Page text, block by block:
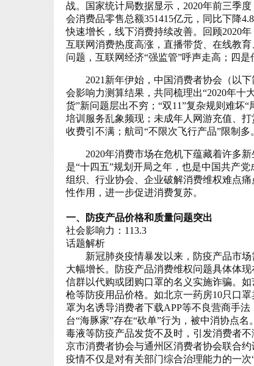
战。
国家统计局数据显示，2020年前三季
会消费品零售总额351415亿元，同比下降
快速增长，线下消费持续改善。
回顾2020
互联网消费热度高涨， 直播带货、在线教
问题，互联网经济“强监管”呼声走高；四
2021 新年伊始，中国消费者协会（以
会影响力测算结果，共同梳理出“2020年十
货”新问题层出不穷；“双11”复杂规则难坏“
培训服务乱象频现；未成年人网游充值、
收费引不满；航司“不限次飞行产品”限制多
2020年消费市场在危机下蕴藏着许多
是“十四五”规划开局之年，也是中国共产党
组织、行业协会、企业破解消费维权难点
性作用，进一步促进消费复苏。
一、防疫产品价格和质量问题突出
社会影响力：113.3
话题解析
新冠肺炎疫情暴发以来，防疫产品市场
大幅增长。防疫产品消费维权问题具体体
信群以代购或团购口罩的名义实施诈骗。
枪等防疫用品价格。如北京一药房10只口罩
罩为名诱导消费者下载APP等不良营商手法
台“海豚家”存在“砍单”行为，被中消协点
毒液等防疫产品发货不及时，引发消费者
京市消费者协会与通州区消费者协会联合约
疫情不仅是对有关部门综合治理能力的一